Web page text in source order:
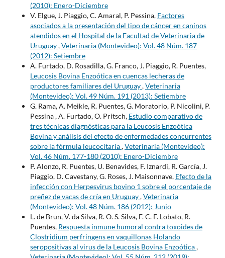
(2010): Enero-Diciembre
V. Elgue, J. Piaggio, C. Amaral, P. Pessina, Factores
asociados a la presentación del tipo de cáncer en caninos
atendidos en el Hospital de la Facultad de Veterinaria de
Uruguay,Veterinaria (Montevideo): Vol. 48 Núm. 187
(2012): Setiembre
A. Furtado, D. Rosadilla, G. Franco, J. Piaggio, R. Puentes,
Leucosis Bovina Enzoótica en cuencas lecheras de
productores familiares del Uruguay,Veterinaria
(Montevideo): Vol. 49 Núm. 191 (2013): Setiembre
G. Rama, A. Meikle, R. Puentes, G. Moratorio, P. Nicolini, P.
Pessina , A. Furtado, O. Pritsch, Estudio comparativo de
tres técnicas diagnósticas para la Leucosis Enzoótica
Bovina y análisis del efecto de enfermedades concurrentes
sobre la fórmula leucocitaria,Veterinaria (Montevideo):
Vol. 46 Núm. 177-180 (2010): Enero-Diciembre
P. Alonzo, R. Puentes, U. Benavides, F. Iznardi, R. García, J.
Piaggio, D. Cavestany, G. Roses, J. Maisonnave, Efecto de la
infección con Herpesvirus bovino 1 sobre el porcentaje de
preñez de vacas de cría en Uruguay,Veterinaria
(Montevideo): Vol. 48 Núm. 186 (2012): Junio
L. de Brun, V. da Silva, R. O. S. Silva, F. C. F. Lobato, R.
Puentes, Respuesta inmune humoral contra toxoides de
Clostridium perfringens en vaquillonas Holando
seropositivas al virus de la Leucosis Bovina Enzoótica,